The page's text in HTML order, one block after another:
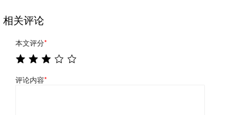
相关评论
本文评分*
评论内容*